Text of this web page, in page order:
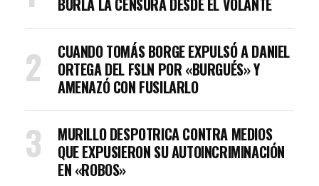
BURLA LA CENSURA DESDE EL VOLANTE
CUANDO TOMÁS BORGE EXPULSÓ A DANIEL
ORTEGA DEL FSLN POR «BURGUÉS» Y
AMENAZÓ CON FUSILARLO
MURILLO DESPOTRICA CONTRA MEDIOS
QUE EXPUSIERON SU AUTOINCRIMINACIÓN
EN «ROBOS»